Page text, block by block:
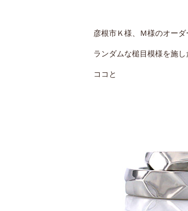
彦根市Ｋ様、Ｍ様のオーダ
ランダムな槌目模様を施
ココと